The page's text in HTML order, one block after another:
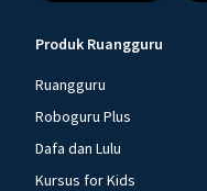
Produk Ruangguru
Ruangguru
Roboguru Plus
Dafa dan Lulu
Kursus for Kids